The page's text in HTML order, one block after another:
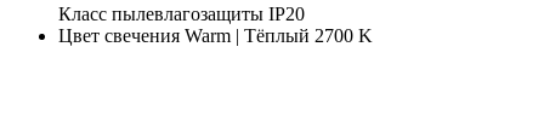
Класс пылевлагозащиты IP20
Цвет свечения Warm | Тёплый 2700 K